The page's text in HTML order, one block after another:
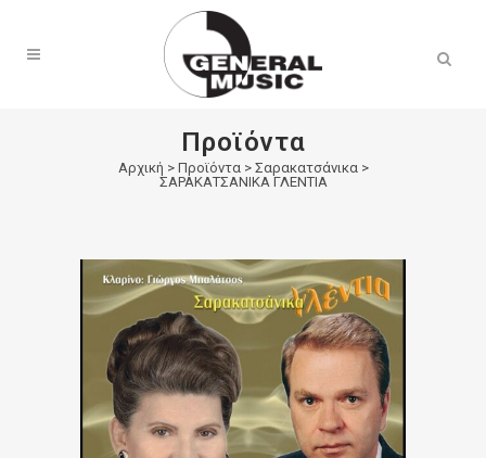
Προϊόντα
Αρχική > Προϊόντα> Σαρακατσάνικα>
ΣΑΡΑΚΑΤΣΑΝΙΚΑ ΓΛΕΝΤΙΑ